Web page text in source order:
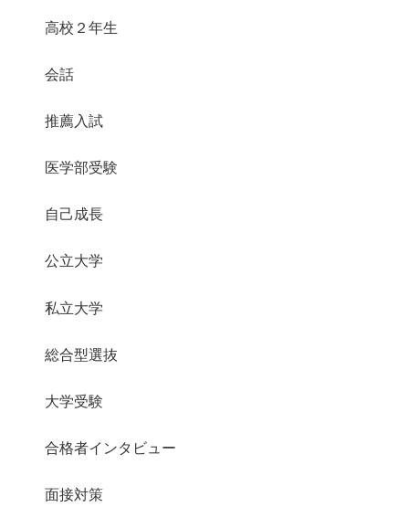
高校２年生
会話
推薦入試
医学部受験
自己成長
公立大学
私立大学
総合型選抜
大学受験
合格者インタビュー
面接対策